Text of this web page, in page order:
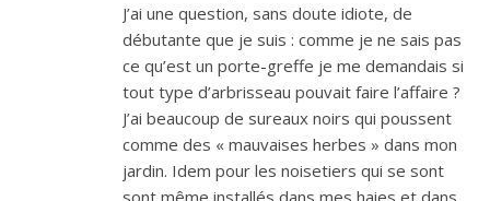
J’ai une question, sans doute idiote, de
débutante que je suis : comme je ne sais pas
ce qu’est un porte-greffe je me demandais si
tout type d’arbrisseau pouvait faire l’affaire ?
J’ai beaucoup de sureaux noirs qui poussent
comme des « mauvaises herbes » dans mon
jardin. Idem pour les noisetiers qui se sont
sont même installés dans mes haies et dans